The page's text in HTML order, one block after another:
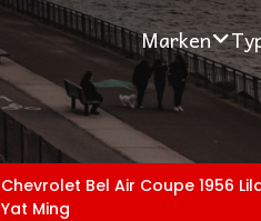
Marken
Chevrolet Bel Air Coupe 1956
Yat Ming